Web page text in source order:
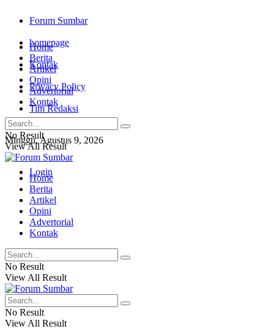
Forum Sumbar
homepage
Kontak
Privacy Policy
Tim Redaksi
Minggu, Agustus 9, 2026
Login
Home
Berita
Artikel
Opini
Advertorial
Kontak
No Result
View All Result
Home
Berita
Artikel
Opini
Advertorial
Kontak
No Result
View All Result
No Result
View All Result